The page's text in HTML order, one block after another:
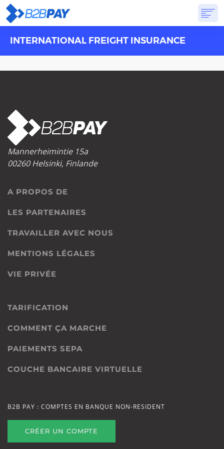
A PROPOS DESOLUTIONS BANQUE VIRTUELLETARIFSRÉPONSES
INTERNATIONAL FREIGHT INSURANCE
Mannerheimintie 15a
00260 Helsinki, Finlande
A PROPOS DE
LES PARTENAIRES
TRAVAILLER AVEC NOUS
MENTIONS LÉGALES
VIE PRIVÉE
TARIFICATION
COMMENT ÇA MARCHE
PAIEMENTS SEPA
COUCHE BANCAIRE VIRTUELLE
B2B PAY : COMPTES EN BANQUE NON-RESIDENT
CRÉER UN COMPTE